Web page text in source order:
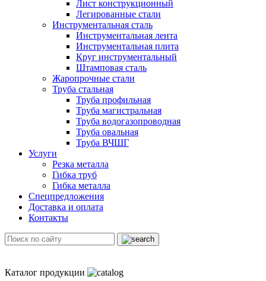
Лист конструкционный
Легированные стали
Инструментальная сталь
Инструментальная лента
Инструментальная плита
Круг инструментальный
Штамповая сталь
Жаропрочные стали
Труба стальная
Труба профильная
Труба магистральная
Труба водогазопроводная
Труба овальная
Труба ВЧШГ
Услуги
Резка металла
Гибка труб
Гибка металла
Спецпредложения
Доставка и оплата
Контакты
Каталог продукции